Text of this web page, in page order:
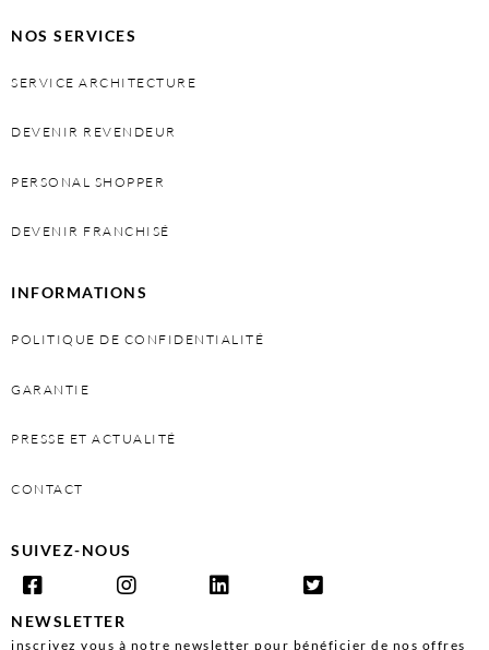
NOS SERVICES
SERVICE ARCHITECTURE
DEVENIR REVENDEUR
PERSONAL SHOPPER
DEVENIR FRANCHISÉ
INFORMATIONS
POLITIQUE DE CONFIDENTIALITÉ
GARANTIE
PRESSE ET ACTUALITÉ
CONTACT
SUIVEZ-NOUS
NEWSLETTER
inscrivez vous à notre newsletter pour bénéficier de nos offres